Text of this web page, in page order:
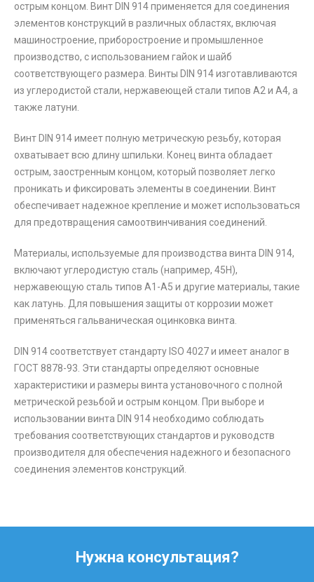
острым концом. Винт DIN 914 применяется для соединения
элементов конструкций в различных областях, включая
машиностроение, приборостроение и промышленное
производство, с использованием гайок и шайб
соответствующего размера. Винты DIN 914 изготавливаются
из углеродистой стали, нержавеющей стали типов А2 и А4, а
также латуни.
Винт DIN 914 имеет полную метрическую резьбу, которая
охватывает всю длину шпильки. Конец винта обладает
острым, заостренным концом, который позволяет легко
проникать и фиксировать элементы в соединении. Винт
обеспечивает надежное крепление и может использоваться
для предотвращения самоотвинчивания соединений.
Материалы, используемые для производства винта DIN 914,
включают углеродистую сталь (например, 45Н),
нержавеющую сталь типов А1-А5 и другие материалы, такие
как латунь. Для повышения защиты от коррозии может
применяться гальваническая оцинковка винта.
DIN 914 соответствует стандарту ISO 4027 и имеет аналог в
ГОСТ 8878-93. Эти стандарты определяют основные
характеристики и размеры винта установочного с полной
метрической резьбой и острым концом. При выборе и
использовании винта DIN 914 необходимо соблюдать
требования соответствующих стандартов и руководств
производителя для обеспечения надежного и безопасного
соединения элементов конструкций.
Нужна консультация?